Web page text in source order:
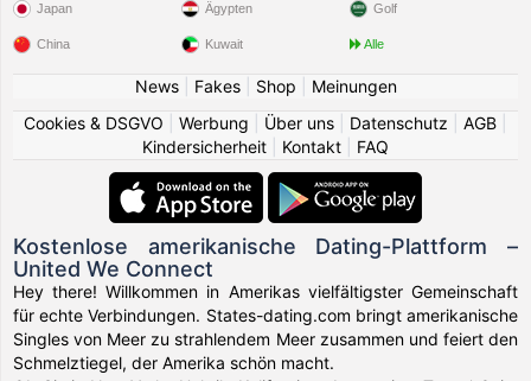
Japan
China
Ägypten
Kuwait
Golf
Alle
News| Fakes| Shop
Meinungen
Cookies & DSGVO
Werbung Über uns Datenschutz AGB
Kindersicherheit
Kontakt FAQ
Kostenlose amerikanische Dating-Plattform –
United We Connect
Hey there! Willkommen in Amerikas vielfältigster Gemeinschaft
für echte Verbindungen. States-dating.com bringt amerikanische
Singles von Meer zu strahlendem Meer zusammen und feiert den
Schmelztiegel, der Amerika schön macht.